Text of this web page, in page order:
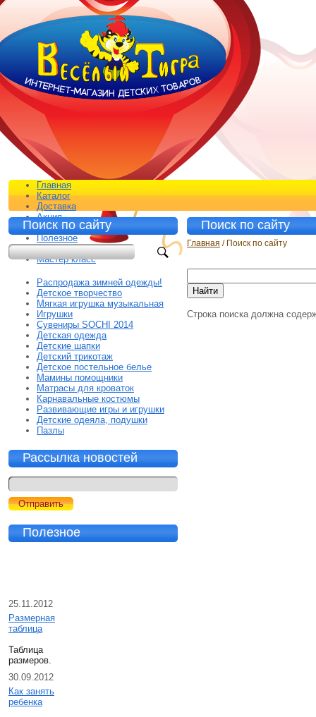
Главная
Каталог
Доставка
Акция
Контакты
Полезное
Отзывы
Мастер класс
Поиск по сайту
Главная / Поиск по сайту
Строка поиска должна
Поиск по сайту
Распродажа зимней одежды!
Детское творчество
Мягкая игрушка музыкальная
Игрушки
Сувениры SOCHI 2014
Детская одежда
Детские шапки
Детский трикотаж
Детское постельное белье
Мамины помощники
Матрасы для кроваток
Карнавальные костюмы
Развивающие игры и игрушки
Детские одеяла, подушки
Пазлы
Рассылка новостей
Полезное
25.11.2012
Размерная
таблица
Таблица
размеров.
30.09.2012
Как занять
ребенка